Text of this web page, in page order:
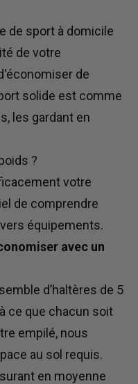
de sport à domicile
de votre
de
solide est comme
les gardant en
?
votre
de comprendre
équipements.
avec un
d’haltères de 5
ce que chacun soit
empilé, nous
au sol requis.
en moyenne